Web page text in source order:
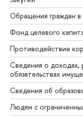
Обращения граждан
Фонд целевого
Противодействие
Сведения о доходах,
обязательствах
Сведения об
Людям с